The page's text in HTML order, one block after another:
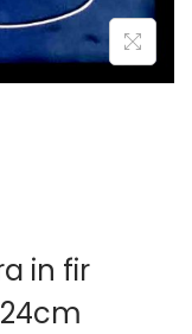
in fir